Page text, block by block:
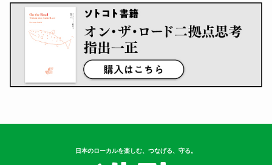
日本のローカルを楽しむ、つなげる、守る。